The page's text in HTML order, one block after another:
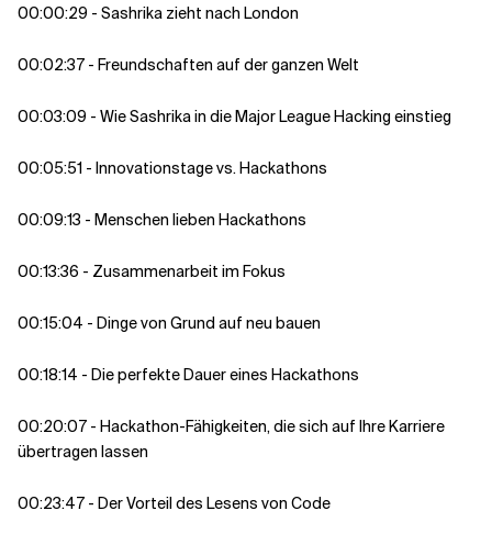
00:00:29 - Sashrika zieht nach London
00:02:37 - Freundschaften auf der ganzen Welt
00:03:09 - Wie Sashrika in die Major League Hacking einstieg
00:05:51 - Innovationstage vs. Hackathons
00:09:13 - Menschen lieben Hackathons
00:13:36 - Zusammenarbeit im Fokus
00:15:04 - Dinge von Grund auf neu bauen
00:18:14 - Die perfekte Dauer eines Hackathons
00:20:07 - Hackathon-Fähigkeiten, die sich auf Ihre Karriere
übertragen lassen
00:23:47 - Der Vorteil des Lesens von Code